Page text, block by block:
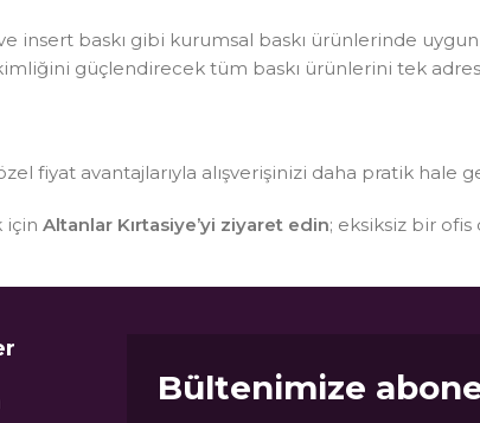
insert baskı gibi kurumsal baskı ürünlerinde
güçlendirecek tüm baskı ürünlerini tek
fiyat avantajlarıyla alışverişinizi daha pratik hale
için Altanlar Kırtasiye’yi ziyaret edin; eksiksiz bir ofis
Bültenimize